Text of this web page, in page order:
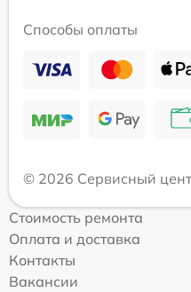
Способы оплаты
© 2026 Сервисный
Стоимость ремонта
Оплата и доставка
Контакты
Вакансии